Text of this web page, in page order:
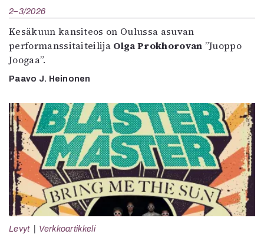
2–3/2026
Kesäkuun kansiteos on Oulussa asuvan
performanssitaiteilija Olga Prokhorovan ”Juoppo
Joogaa”.
Paavo J. Heinonen
Levyt Verkkoartikkeli